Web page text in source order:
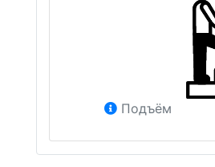
Подъём